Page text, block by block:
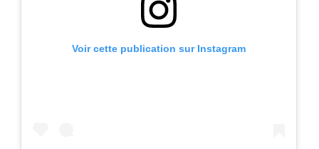
Voir cette publication sur Instagram